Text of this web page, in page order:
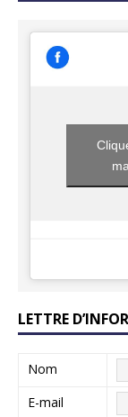
LETTRE
Nom
E-mail